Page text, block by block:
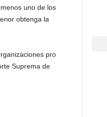
uno de los
obtenga la
pro
Suprema de